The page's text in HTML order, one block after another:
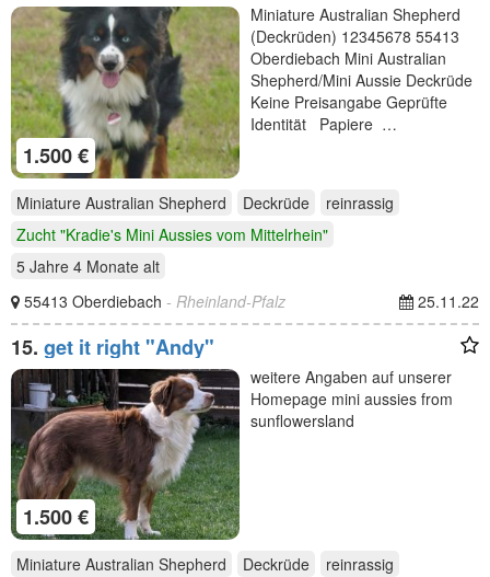
1.500 €
Miniature Australian Shepherd
(Deckrüden) 12345678 55413
Oberdiebach Mini Australian
Shepherd/Mini Aussie Deckrüde
Keine Preisangabe Geprüfte
Identität Papiere …
Miniature Australian Shepherd Deckrüde
reinrassig
Zucht "Kradie's Mini Aussies vom Mittelrhein"
5 Jahre 4 Monate alt
55413 Oberdiebach - Rheinland-Pfalz 25.11.22
15. get it right "Andy"
1.500 €
weitere Angaben auf unserer
Homepage mini aussies from
sunflowersland
Miniature Australian Shepherd Deckrüde
reinrassig